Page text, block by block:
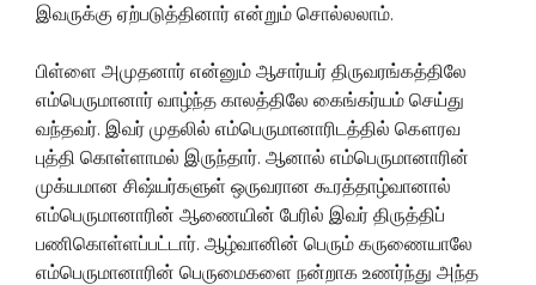
இவருக்கு ஏற்படுத்தினார் என்றும் சொல்லலாம்.
பிள்ளை அமுதனார் என்னும் ஆசார்யர் திருவரங்கத்திலே
எம்பெருமானார் வாழ்ந்த காலத்திலே கைங்கர்யம் செய்து
வந்தவர். இவர் முதலில் எம்பெருமானாரிடத்தில் கௌரவ
புத்தி கொள்ளாமல் இருந்தார். ஆனால் எம்பெருமானாரின்
முக்யமான சிஷ்யர்களுள் ஒருவரான கூரத்தாழ்வானால்
எம்பெருமானாரின் ஆணையின் பேரில் இவர் திருத்திப்
பணிகொள்ளப்பட்டார். ஆழ்வானின் பெரும் கருணையாலே
எம்பெருமானாரின் பெருமைகளை நன்றாக உணர்ந்து அந்த